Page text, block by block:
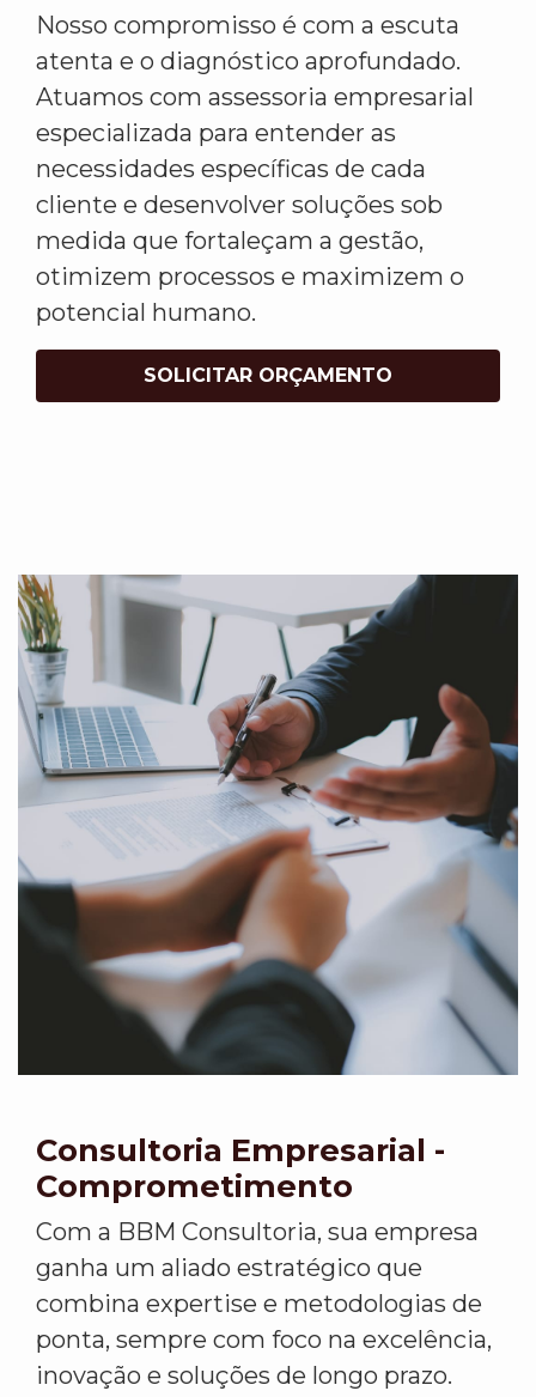
Nosso compromisso é com a escuta
atenta e o diagnóstico aprofundado.
Atuamos com assessoria empresarial
especializada para entender as
necessidades específicas de cada
cliente e desenvolver soluções sob
medida que fortaleçam a gestão,
otimizem processos e maximizem o
potencial humano.
SOLICITAR ORÇAMENTO
Consultoria Empresarial -
Comprometimento
Com a BBM Consultoria, sua empresa
ganha um aliado estratégico que
combina expertise e metodologias de
ponta, sempre com foco na excelência,
inovação e soluções de longo prazo.